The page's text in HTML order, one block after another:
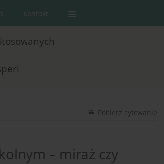
Kontakt
Pobierz cytowanie
– miraż czy